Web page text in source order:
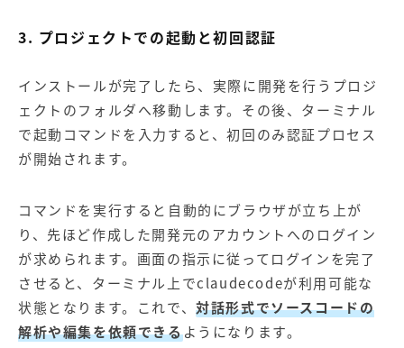
3. プロジェクトでの起動と初回認証
インストールが完了したら、実際に開発を行うプロジ
ェクトのフォルダへ移動します。その後、ターミナル
で起動コマンドを入力すると、初回のみ認証プロセス
が開始されます。
コマンドを実行すると自動的にブラウザが立ち上が
り、先ほど作成した開発元のアカウントへのログイン
が求められます。画面の指示に従ってログインを完了
させると、ターミナル上でclaudecodeが利用可能な
状態となります。これで、対話形式でソースコードの
解析や編集を依頼できるようになります。